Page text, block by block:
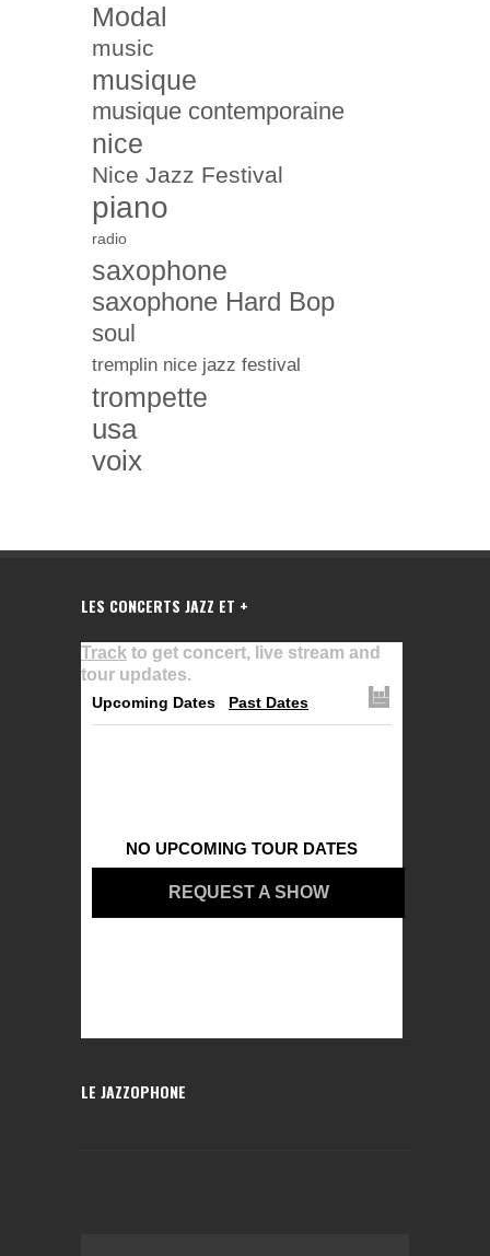
Modal
music
musique
musique contemporaine
nice
Nice Jazz Festival
piano
radio
saxophone
saxophone Hard Bop
soul
tremplin nice jazz festival
trompette
usa
voix
LES CONCERTS JAZZ ET +
Track to get concert, live stream and
tour updates.
Upcoming Dates Past Dates
NO UPCOMING TOUR DATES
REQUEST A SHOW
LE JAZZOPHONE